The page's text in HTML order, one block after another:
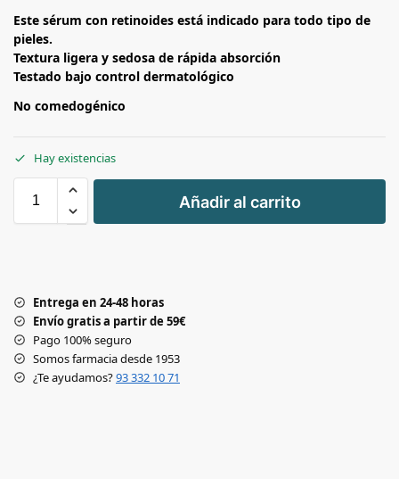
Este sérum con retinoides está indicado para todo tipo de
pieles.
Textura ligera y sedosa de rápida absorción
Testado bajo control dermatológico
No comedogénico
Hay existencias
+
-
Añadir al carrito
Entrega en 24-48 horas
Envío gratis a partir de 59€
Pago 100% seguro
Somos farmacia desde 1953
¿Te ayudamos?93 332 10 71